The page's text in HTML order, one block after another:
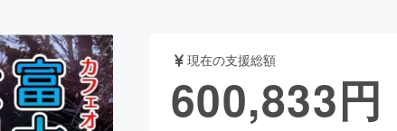
舞台・パフォーマンス
フード・飲食店 ファッション
現在の支援総額
600,833円